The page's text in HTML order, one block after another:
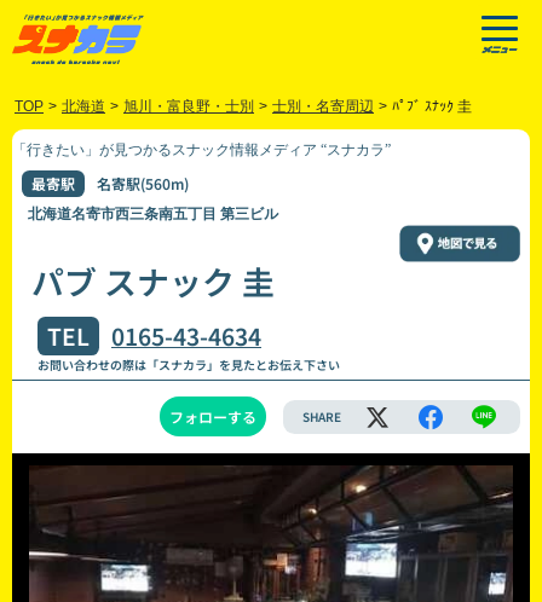
TOP > 北海道 > 旭川・富良野・士別 > 士別・名寄周辺 > ﾊﾟﾌﾞ ｽﾅｯｸ 圭
「行きたい」が見つかるスナック情報メディア “スナカラ”
最寄駅 名寄駅(560m)
北海道名寄市西三条南五丁目 第三ビル
パブ スナック 圭
TEL 0165-43-4634
お問い合わせの際は「スナカラ」を見たとお伝え下さい
フォローする SHARE